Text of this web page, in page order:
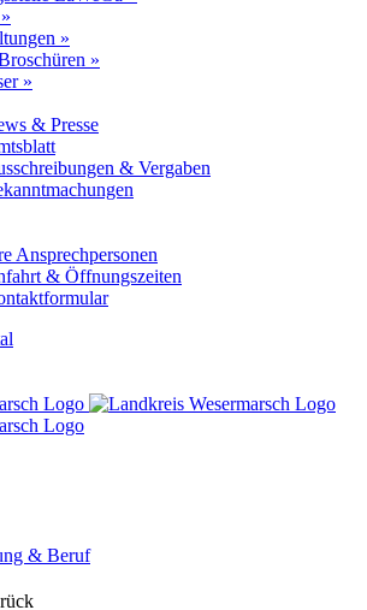
»
»
»
& Presse
& Vergaben
Ansprechpersonen
& Öffnungszeiten
& Beruf